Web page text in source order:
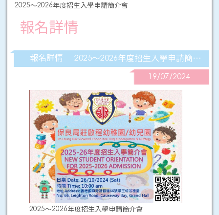
2025～2026年度招生入學申請簡介會
報名詳情
報名詳情 2025～2026年度招生入學申請簡介會
19/07/2024
2025～2026年度招生入學申請簡介會